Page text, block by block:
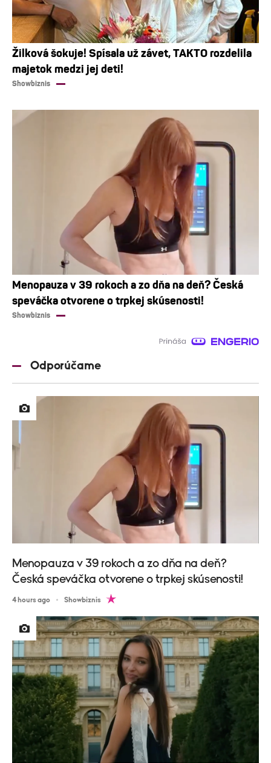
Žilková šokuje! Spísala už závet, TAKTO rozdelila
majetok medzi jej deti!
Showbiznis
Menopauza v 39 rokoch a zo dňa na deň? Česká
speváčka otvorene o trpkej skúsenosti!
Showbiznis
Odporúčame
Menopauza v 39 rokoch a zo dňa na deň?
Česká speváčka otvorene o trpkej skúsenosti!
4 hours ago Showbiznis